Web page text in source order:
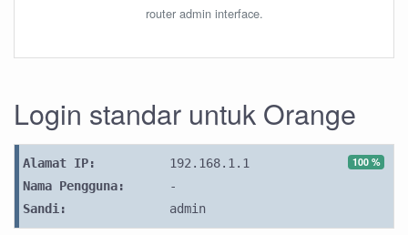
router admin interface.
Login standar untuk Orange
100 %
Alamat IP:
192.168.1.1
Nama Pengguna:
-
Sandi:
admin